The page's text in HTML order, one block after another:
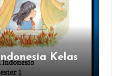
Kelas